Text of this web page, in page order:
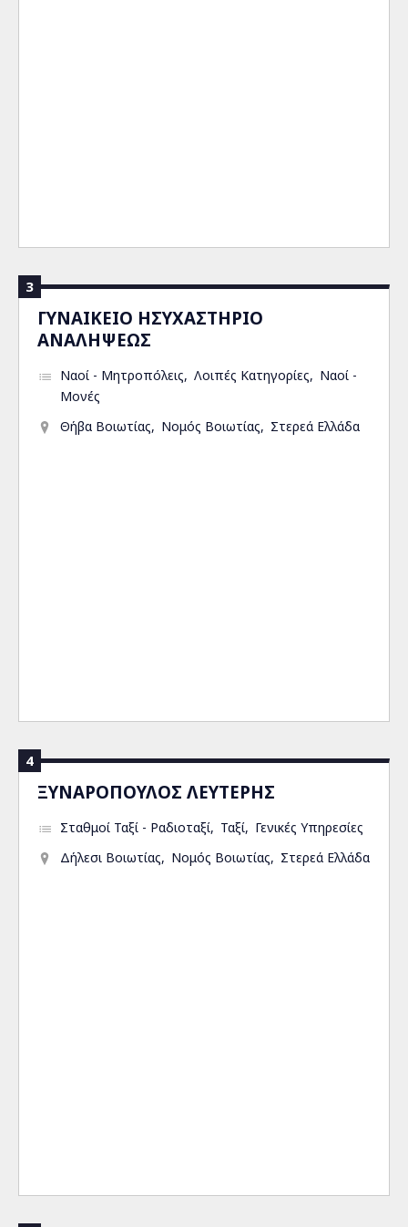
3
ΓΥΝΑΙΚΕΙΟ ΗΣΥΧΑΣΤΗΡΙΟ
ΑΝΑΛΗΨΕΩΣ
Ναοί - Μητροπόλεις Λοιπές Κατηγορίες
Ναοί -
Μονές
Θήβα Βοιωτίας
Νομός Βοιωτίας Στερεά Ελλάδα
4
ΞΥΝΑΡΟΠΟΥΛΟΣ ΛΕΥΤΕΡΗΣ
Σταθμοί Ταξί - Ραδιοταξί Ταξί
Γενικές Υπηρεσίες
Δήλεσι Βοιωτίας
Νομός Βοιωτίας Στερεά Ελλάδα